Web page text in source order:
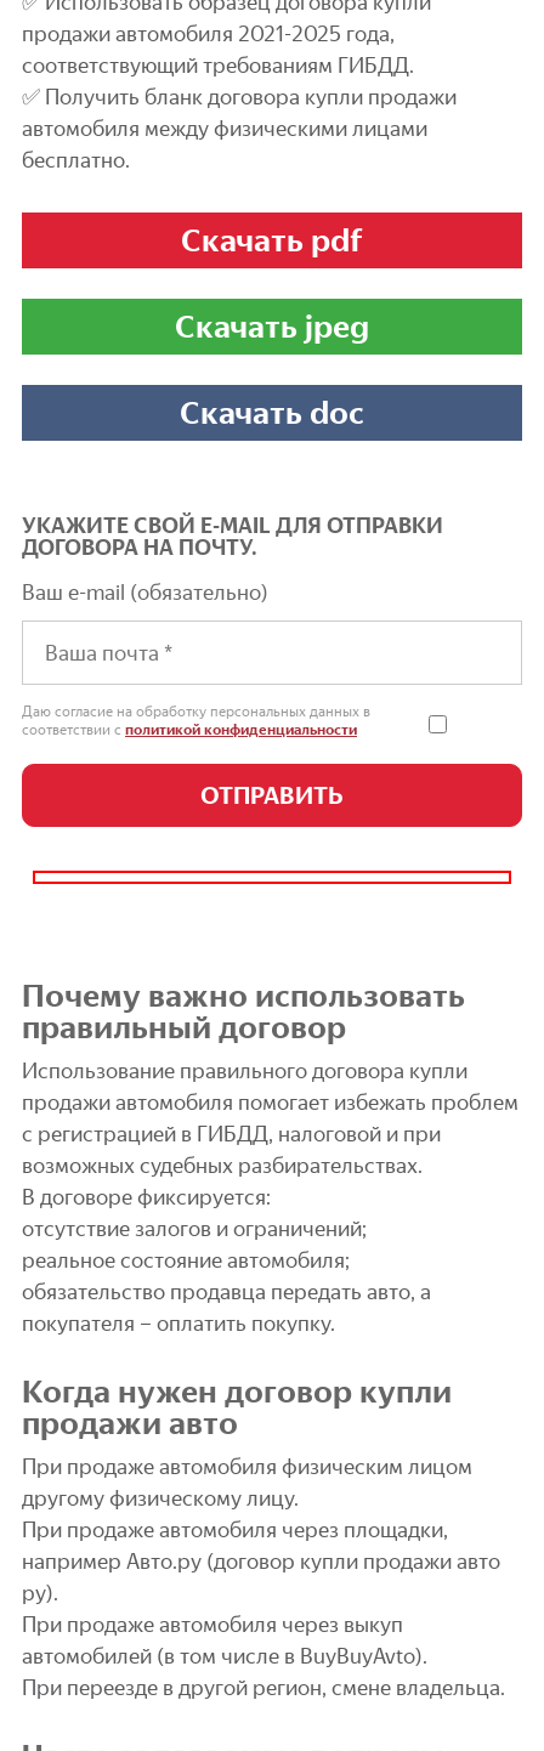
продажи автомобиля 2021-2025 года,
соответствующий требованиям ГИБДД.
✅ Получить бланк договора купли продажи
автомобиля между физическими лицами
бесплатно.
Скачать pdf
Скачать jpeg
Скачать doc
УКАЖИТЕ СВОЙ E-MAIL ДЛЯ ОТПРАВКИ
ДОГОВОРА НА ПОЧТУ.
Ваш e-mail (обязательно)
Даю согласие на обработку персональных данных в
соответствии с политикой конфиденциальности
Почему важно использовать
правильный договор
Использование правильного договора купли
продажи автомобиля помогает избежать проблем
с регистрацией в ГИБДД, налоговой и при
возможных судебных разбирательствах.
В договоре фиксируется:
отсутствие залогов и ограничений;
реальное состояние автомобиля;
обязательство продавца передать авто, а
покупателя – оплатить покупку.
Когда нужен договор купли
продажи авто
При продаже автомобиля физическим лицом
другому физическому лицу.
При продаже автомобиля через площадки,
например Авто.ру (договор купли продажи авто
ру).
При продаже автомобиля через выкуп
автомобилей (в том числе в BuyBuyAvto).
При переезде в другой регион, смене владельца.